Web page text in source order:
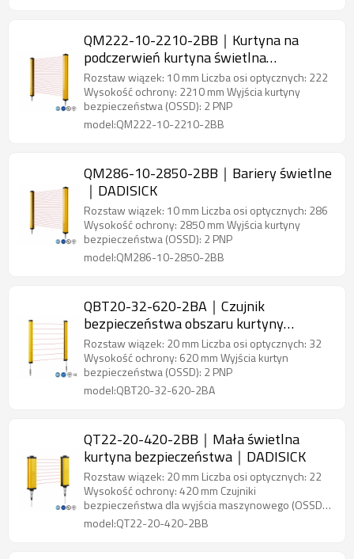
QM222-10-2210-2BB｜Kurtyna na
podczerwień kurtyna świetlna
bezpieczeństwa｜DADISICK
Rozstaw wiązek: 10 mm Liczba osi optycznych: 222
Wysokość ochrony: 2210 mm Wyjścia kurtyny
bezpieczeństwa (OSSD): 2 PNP
model:QM222-10-2210-2BB
QM286-10-2850-2BB｜Bariery świetlne
｜DADISICK
Rozstaw wiązek: 10 mm Liczba osi optycznych: 286
Wysokość ochrony: 2850 mm Wyjścia kurtyny
bezpieczeństwa (OSSD): 2 PNP
model:QM286-10-2850-2BB
QBT20-32-620-2BA｜Czujnik
bezpieczeństwa obszaru kurtyny
świetlnej｜DADISICK
Rozstaw wiązek: 20 mm Liczba osi optycznych: 32
Wysokość ochrony: 620 mm Wyjścia kurtyn
bezpieczeństwa (OSSD): 2 PNP
model:QBT20-32-620-2BA
QT22-20-420-2BB｜Mała świetlna
kurtyna bezpieczeństwa｜DADISICK
Rozstaw wiązek: 20 mm Liczba osi optycznych: 22
Wysokość ochrony: 420 mm Czujniki
bezpieczeństwa dla wyjścia maszynowego (OSSD):
2 PNP
model:QT22-20-420-2BB